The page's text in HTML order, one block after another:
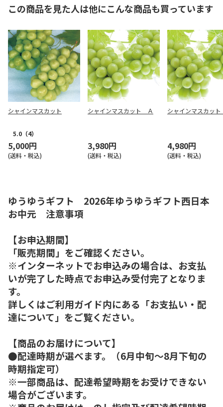
この商品を見た人は他にこんな商品も買っています
シャインマスカット
5.0 （4）
5,000円
(送料・税込)
シャインマスカット Ａ
3,980円
(送料・税込)
シャインマスカッ
4,980円
(送料・税込)
ゆうゆうギフト 2026年ゆうゆうギフト西日本
お中元 注意事項
【お申込期間】
「販売期間」をご確認ください。
※インターネットでお申込みの場合は、お支払
いが完了した時点でお申込み受付完了となりま
す。
詳しくはご利用ガイド内にある「お支払い・配
達について」をご覧ください。
【商品のお届けについて】
●配達時期が選べます。（6月中旬～8月下旬の
時期指定可）
※一部商品は、配達希望時期をお受けできない
場合がございます。